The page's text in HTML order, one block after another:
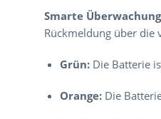
Smarte
Rückmeldung über die
Grün: Die Batterie
Orange: Die